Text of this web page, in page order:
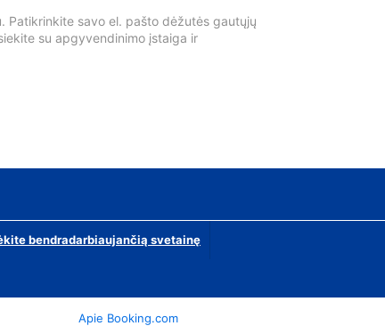
Patikrinkite savo el. pašto dėžutės gautųjų
su apgyvendinimo įstaiga ir
bendradarbiaujančią svetainę
Apie Booking.com